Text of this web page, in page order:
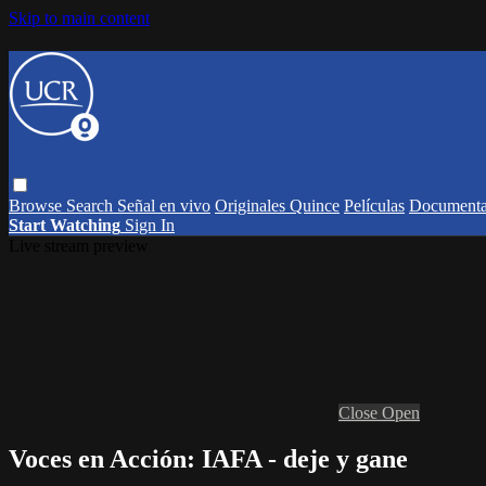
Skip to main content
Browse Search Señal en vivo Originales Quince Películas
Start Watching Sign In
Close Open
Voces en Acción: IAFA - deje y gane